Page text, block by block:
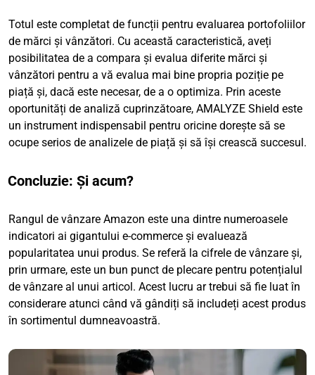
Totul este completat de funcții pentru evaluarea portofoliilor
de mărci și vânzători. Cu această caracteristică, aveți
posibilitatea de a compara și evalua diferite mărci și
vânzători pentru a vă evalua mai bine propria poziție pe
piață și, dacă este necesar, de a o optimiza. Prin aceste
oportunități de analiză cuprinzătoare, AMALYZE Shield este
un instrument indispensabil pentru oricine dorește să se
ocupe serios de analizele de piață și să își crească succesul.
Concluzie: Și acum?
Rangul de vânzare Amazon este una dintre numeroasele
indicatori ai gigantului e-commerce și evaluează
popularitatea unui produs. Se referă la cifrele de vânzare și,
prin urmare, este un bun punct de plecare pentru potențialul
de vânzare al unui articol. Acest lucru ar trebui să fie luat în
considerare atunci când vă gândiți să includeți acest produs
în sortimentul dumneavoastră.